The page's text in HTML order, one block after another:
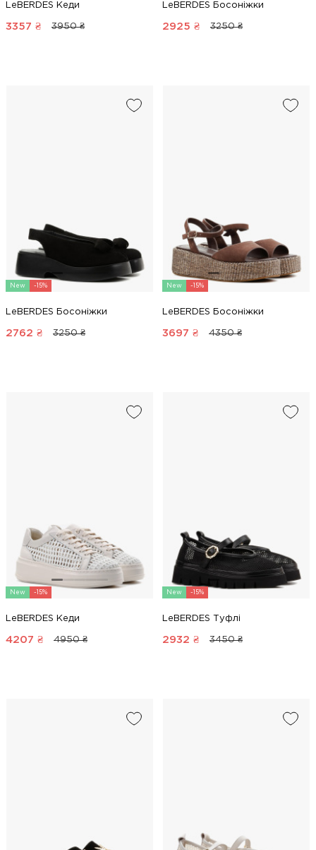
LeBERDES Кеди
3357 ₴ 3950 ₴
LeBERDES Босоніжки
2925 ₴ 3250 ₴
New -15%
LeBERDES Босоніжки
2762 ₴ 3250 ₴
New -15%
LeBERDES Босоніжки
3697 ₴ 4350 ₴
New -15%
LeBERDES Кеди
4207 ₴ 4950 ₴
New -15%
LeBERDES Туфлі
2932 ₴ 3450 ₴